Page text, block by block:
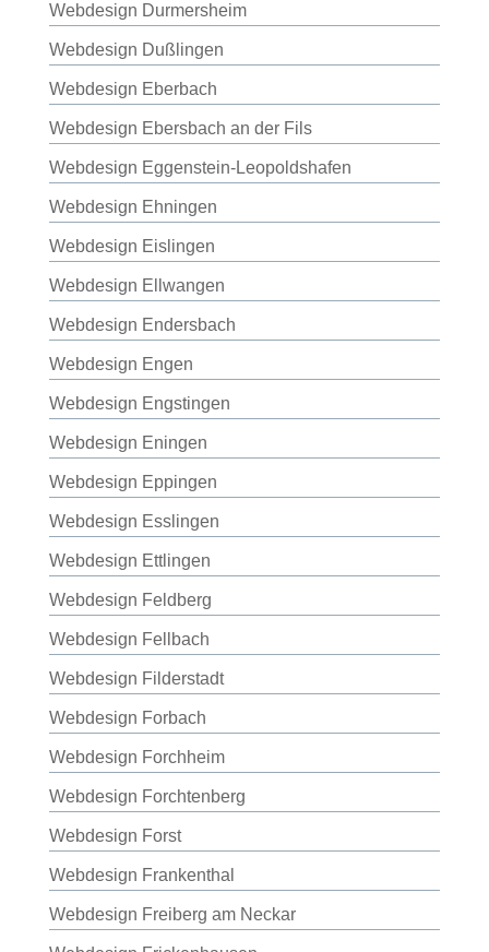
Webdesign Durmersheim
Webdesign Dußlingen
Webdesign Eberbach
Webdesign Ebersbach an der Fils
Webdesign Eggenstein-Leopoldshafen
Webdesign Ehningen
Webdesign Eislingen
Webdesign Ellwangen
Webdesign Endersbach
Webdesign Engen
Webdesign Engstingen
Webdesign Eningen
Webdesign Eppingen
Webdesign Esslingen
Webdesign Ettlingen
Webdesign Feldberg
Webdesign Fellbach
Webdesign Filderstadt
Webdesign Forbach
Webdesign Forchheim
Webdesign Forchtenberg
Webdesign Forst
Webdesign Frankenthal
Webdesign Freiberg am Neckar